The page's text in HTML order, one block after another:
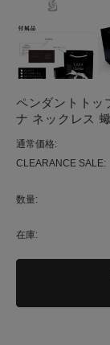
ペンダントトッ
ナ ネックレス
通常価格:
CLEARANCE SALE:
数量:
在庫: